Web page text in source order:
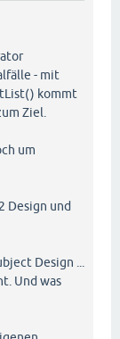
- mit
kommt
Ziel.
um
Design und
Design ...
Und was